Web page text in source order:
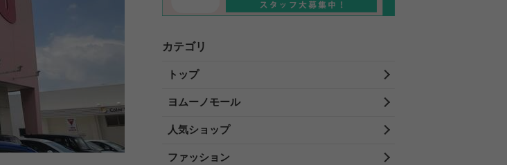
カテゴリ
トップ
ヨムーノモール
人気ショップ
ファッション